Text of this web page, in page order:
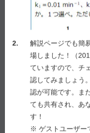
2. 解説ページでも簡
場しました！（
ていますので、チ
認してみましょう
認が可能です。ま
ても共有され、あ
す！
※ ゲストユーザー
か。
２つ 選べ。
１ 治験審査委員会
薬剤師は加わる
２ 治験施設支援機
ーディネーター
て治験薬を調剤